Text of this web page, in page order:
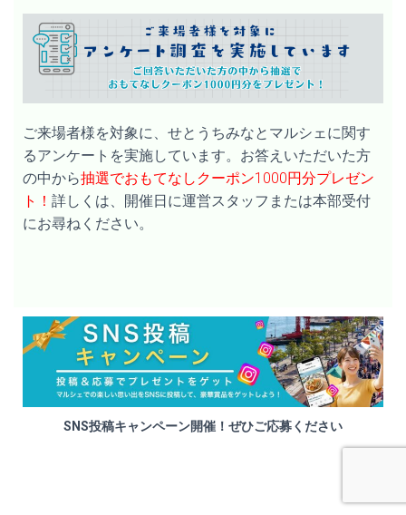
ご来場者様を対象に、せとうちみなとマルシェに関す
るアンケートを実施しています。お答えいただいた方
の中から抽選でおもてなしクーポン1000円分プレゼン
ト！ 詳しくは、開催日に運営スタッフまたは本部受付
にお尋ねください。
SNS投稿キャンペーン開催！ぜひご応募ください